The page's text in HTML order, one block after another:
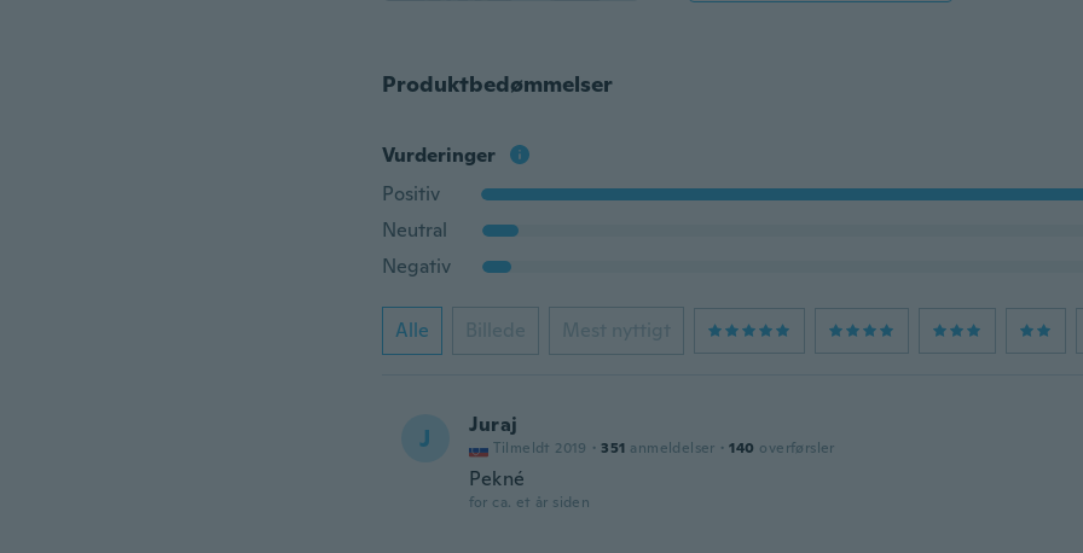
Produktbedømmelser
Vurderinger
Positiv
Neutral
Negativ
Alle Billede Mest nyttigt
J Juraj
Tilmeldt 2019 · 351 anmeldelser · 140 overførsler
Pekné
for ca. et år siden